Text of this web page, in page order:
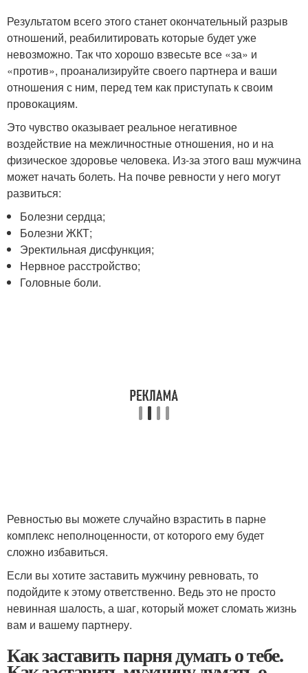
Результатом всего этого станет окончательный разрыв
отношений, реабилитировать которые будет уже
невозможно. Так что хорошо взвесьте все «за» и
«против», проанализируйте своего партнера и ваши
отношения с ним, перед тем как приступать к своим
провокациям.
Это чувство оказывает реальное негативное
воздействие на межличностные отношения, но и на
физическое здоровье человека. Из-за этого ваш мужчина
может начать болеть. На почве ревности у него могут
развиться:
Болезни сердца;
Болезни ЖКТ;
Эректильная дисфункция;
Нервное расстройство;
Головные боли.
Ревностью вы можете случайно взрастить в парне
комплекс неполноценности, от которого ему будет
сложно избавиться.
Если вы хотите заставить мужчину ревновать, то
подойдите к этому ответственно. Ведь это не просто
невинная шалость, а шаг, который может сломать жизнь
вам и вашему партнеру.
Как заставить парня думать о тебе.